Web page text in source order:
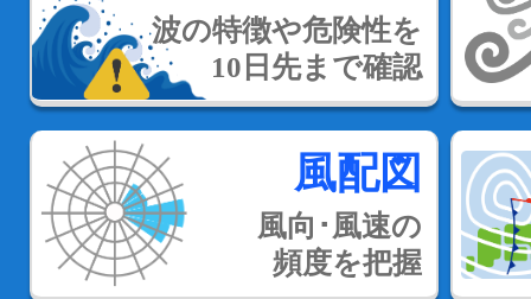
波の特徴や危険性を
10日先まで確認
風配図
風向･風速の
頻度を把握